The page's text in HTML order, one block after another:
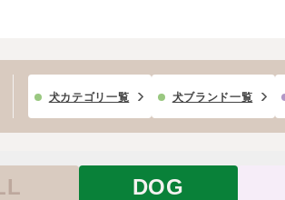
犬カテゴリ一覧 犬ブランド一覧
DOG